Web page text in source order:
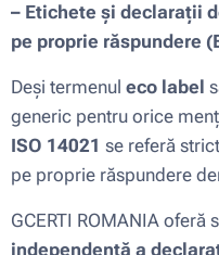
– Etichete și declarații
pe proprie răspundere
Deși termenul eco label
generic pentru orice
ISO 14021 se referă
pe proprie răspundere
GCERTI ROMANIA oferă
independentă a